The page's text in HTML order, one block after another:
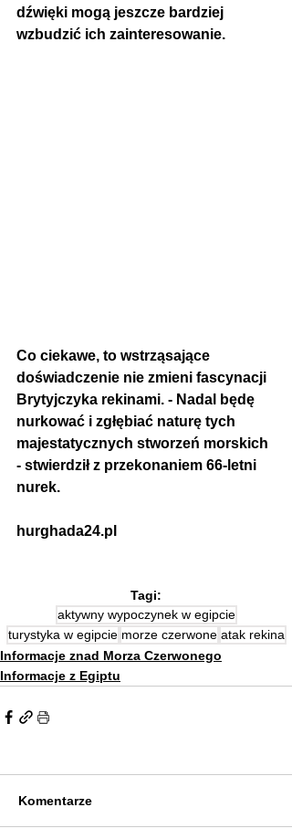
dźwięki mogą jeszcze bardziej
wzbudzić ich zainteresowanie.
Co ciekawe, to wstrząsające
doświadczenie nie zmieni fascynacji
Brytyjczyka rekinami. - Nadal będę
nurkować i zgłębiać naturę tych
majestatycznych stworzeń morskich
- stwierdził z przekonaniem 66-letni
nurek.
hurghada24.pl
Tagi:
aktywny wypoczynek w egipcie
turystyka w egipcie morze czerwone atak rekina
Informacje znad Morza Czerwonego
Informacje z Egiptu
Komentarze